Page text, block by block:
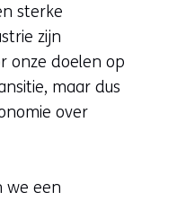
sterke
zijn
onze doelen op
maar dus
over
we een